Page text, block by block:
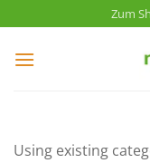
Inhalt
springen
Zum
Using existing